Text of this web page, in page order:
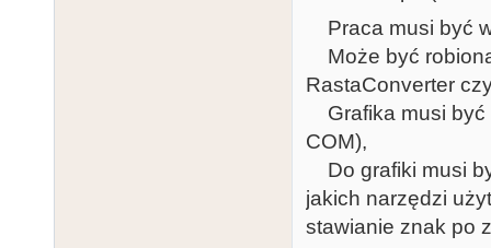
Praca musi być
Może być
RastaConverter
Grafika musi być
COM),
Do grafiki musi
jakich narzędzi
stawianie znak po